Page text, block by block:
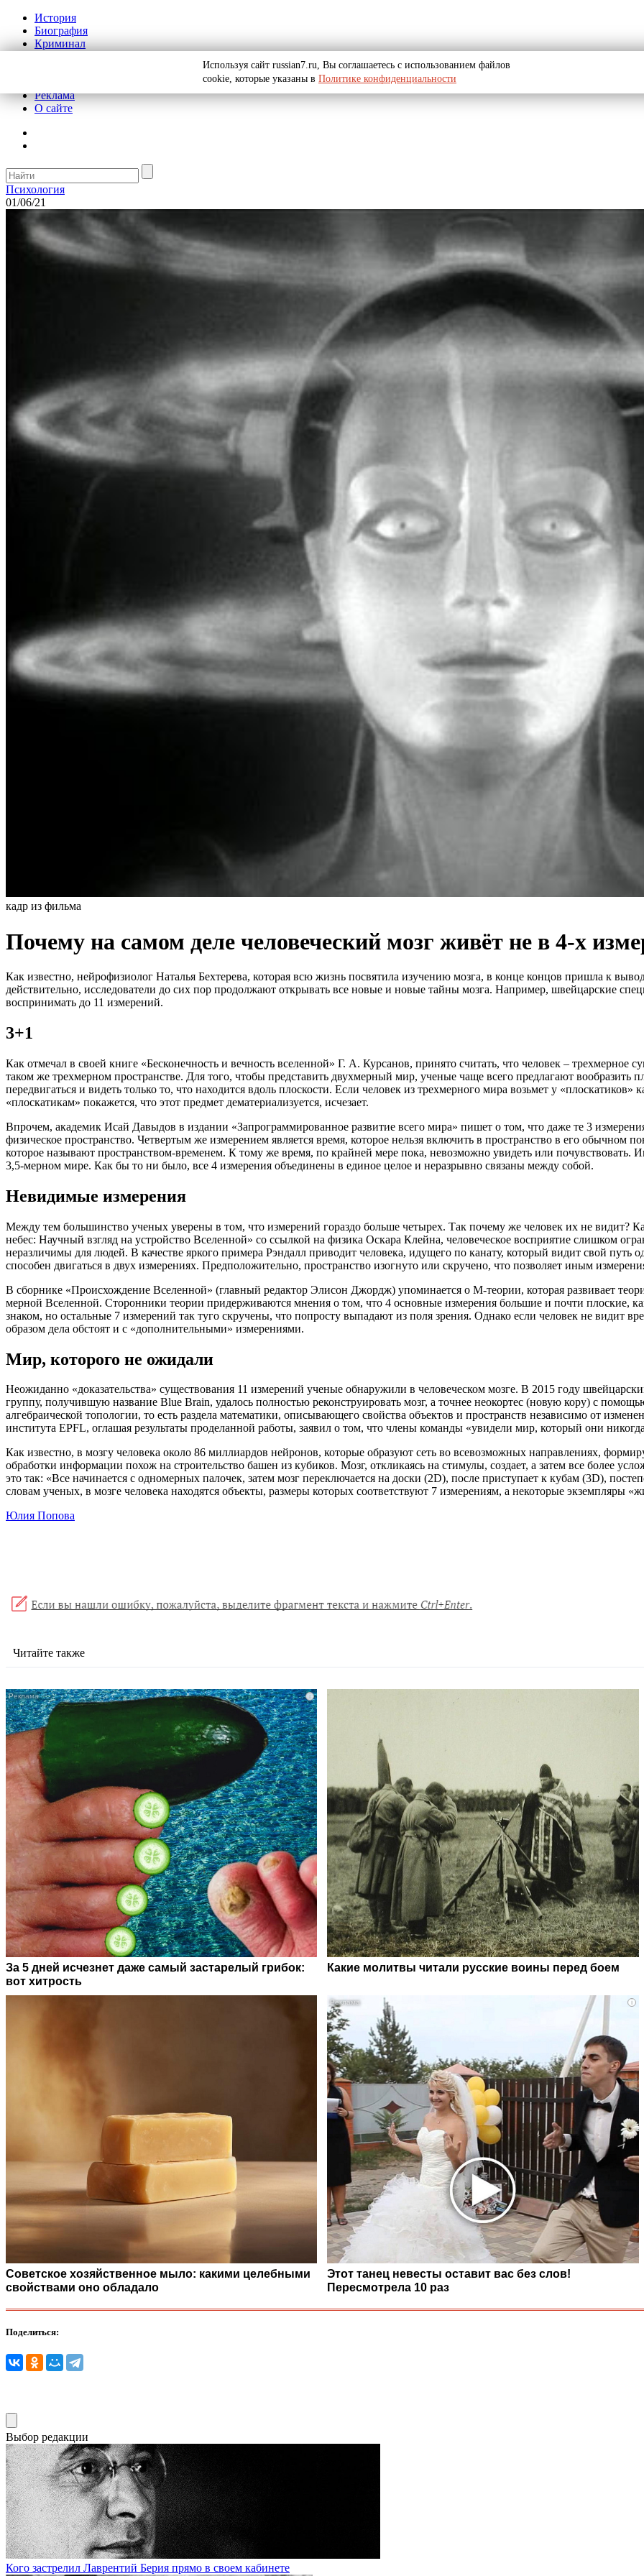
История
Биография
Криминал
Реклама
О сайте
Психология
01/06/21
кадр из фильма
Почему на самом деле человеческий мозг живёт не в 4-х
Как известно, нейрофизиолог Наталья Бехтерева, которая всю жизнь посвятила изучению мозга, в конце концов пришла к
действительно, исследователи до сих пор продолжают открывать все новые и новые тайны мозга. Например, швейцарские
воспринимать до 11 измерений.
3+1
Как отмечал в своей книге «Бесконечность и вечность вселенной» Г. А. Курсанов, принято считать, что человек –
таком же трехмерном пространстве. Для того, чтобы представить двухмерный мир, ученые чаще всего предлагают
передвигаться и видеть только то, что находится вдоль плоскости. Если человек из трехмерного мира возьмет у «плоскатиков»
«плоскатикам» покажется, что этот предмет дематериализуется, исчезает.
Впрочем, академик Исай Давыдов в издании «Запрограммированное развитие всего мира» пишет о том, что даже те 3
физическое пространство. Четвертым же измерением является время, которое нельзя включить в пространство в его обычном
которое называют пространством-временем. К тому же время, по крайней мере пока, невозможно увидеть или
3,5-мерном мире. Как бы то ни было, все 4 измерения объединены в единое целое и неразрывно связаны между собой.
Невидимые измерения
Между тем большинство ученых уверены в том, что измерений гораздо больше четырех. Так почему же человек их не видит?
небес: Научный взгляд на устройство Вселенной» со ссылкой на физика Оскара Клейна, человеческое восприятие слишком
неразличимы для людей. В качестве яркого примера Рэндалл приводит человека, идущего по канату, который видит свой
способен двигаться в двух измерениях. Предположительно, пространство изогнуто или скручено, что позволяет иным
В сборнике «Происхождение Вселенной» (главный редактор Элисон Джордж) упоминается о М-теории, которая развивает
мерной Вселенной. Сторонники теории придерживаются мнения о том, что 4 основные измерения большие и почти плоские,
знаком, но остальные 7 измерений так туго скручены, что попросту выпадают из поля зрения. Однако если человек не видит
образом дела обстоят и с «дополнительными» измерениями.
Мир, которого не ожидали
Неожиданно «доказательства» существования 11 измерений ученые обнаружили в человеческом мозге. В 2015 году
группу, получившую название Blue Brain, удалось полностью реконструировать мозг, а точнее неокортес (новую кору) с
алгебраической топологии, то есть раздела математики, описывающего свойства объектов и пространств независимо от
института EPFL, оглашая результаты проделанной работы, заявил о том, что члены команды «увидели мир, который они
Как известно, в мозгу человека около 86 миллиардов нейронов, которые образуют сеть во всевозможных направлениях,
обработки информации похож на строительство башен из кубиков. Мозг, откликаясь на стимулы, создает, а затем все более
это так: «Все начинается с одномерных палочек, затем мозг переключается на доски (2D), после приступает к кубам (3D),
словам ученых, в мозге человека находятся объекты, размеры которых соответствуют 7 измерениям, а некоторые экземпляры
Юлия Попова
Читайте также
i
За 5 дней исчезнет даже самый застарелый грибок:
вот хитрость
Какие молитвы читали русские воины перед боем
Советское хозяйственное мыло: какими целебными
свойствами оно обладало
i
Этот танец невесты оставит вас без слов!
Пересмотрела 10 раз
Поделиться:
Выбор редакции
Кого застрелил Лаврентий Берия прямо в своем кабинете
Используя сайт russian7.ru, Вы соглашаетесь с использованием файлов
cookie, которые указаны в Политике конфиденциальности